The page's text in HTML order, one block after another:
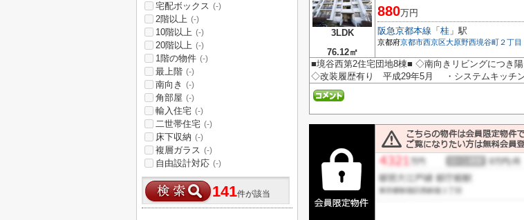
3LDK
76.12㎡
880万円
阪急京都本線 「 桂 」駅
京都府京都市西京区大原野西境谷町２丁目
■境谷西第2住宅団地8棟■ ◇南向きリビングにつき
◇改装履歴有り 平成29年5月 ・システムキッチン
宅配ボックス (-)
2階以上 (-)
10階以上 (-)
20階以上 (-)
1階の物件 (-)
最上階 (-)
南向き (-)
角部屋 (-)
輸入住宅 (-)
二世帯住宅 (-)
床下収納 (-)
複層ガラス (-)
自由設計対応 (-)
141件が該当